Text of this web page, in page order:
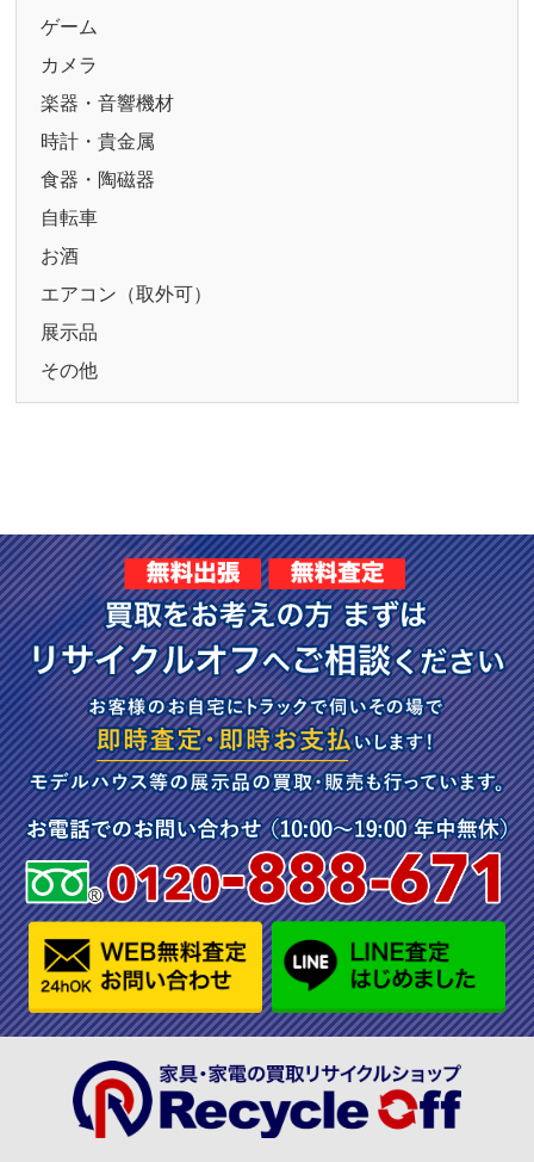
ゲーム
カメラ
楽器・音響機材
時計・貴金属
食器・陶磁器
自転車
お酒
エアコン（取外可）
展示品
その他